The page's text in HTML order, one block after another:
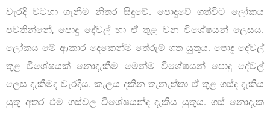
වැරදි වටහා ගැනීම නිතර සිදුවේ. පොදුවේ ගත්විට ලෝකය
පවතින්නේ, පොදු දේවල් හා ඒ තුළ වන විශේෂයන් ලෙසය.
ලෝකය මේ ආකාර දෙකෙන්ම තේරුම් ගත යුතුය. පොදු දේවල්
තුළ විශේෂයක් නොදැකීම මෙන්ම විශේෂයන් පොදු දේවල්
ලෙස දැකීමද වැරදිය. කැලය දකින තැනැත්තා ඒ තුළ ගස්ද දැකිය
යුතු අතර එම ගස්වල විශේෂයන්ද දැකිය යුතුය. ගස් නොදැක